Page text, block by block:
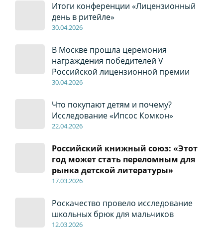
Итоги конференции «Лицензионный
день в ритейле»
30.04.2026
В Москве прошла церемония
награждения победителей V
Российской лицензионной премии
30.04.2026
Что покупают детям и почему?
Исследование «Ипсос Комкон»
22.04.2026
Российский книжный союз: «Этот
год может стать переломным для
рынка детской литературы»
17.03.2026
Роскачество провело исследование
школьных брюк для мальчиков
12.03.2026